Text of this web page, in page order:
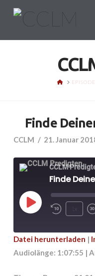
HOMEEPISODE
Finde
CCLM 21. Januar
CCLM
Finde
Play
TEILEN
Datei herunterladen |
Audiolänge: 1:07:55 |